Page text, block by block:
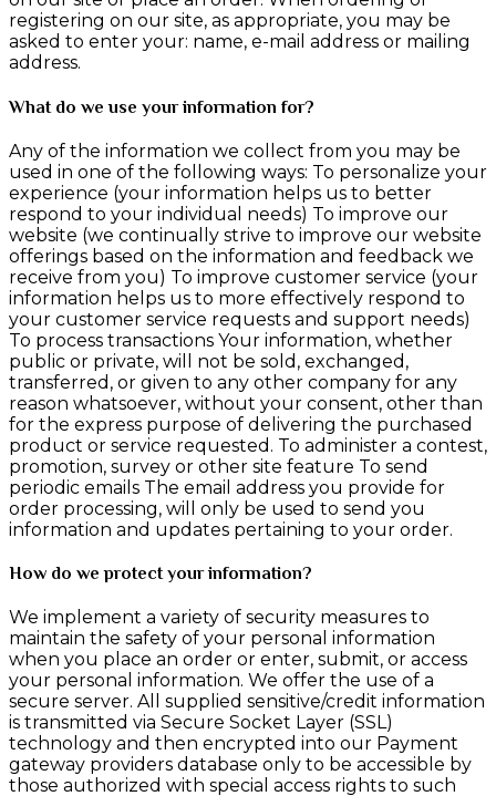
registering on our site, as appropriate, you may be
asked to enter your: name, e-mail address or mailing
address.
What do we use your information for?
Any of the information we collect from you may be
used in one of the following ways: To personalize your
experience (your information helps us to better
respond to your individual needs) To improve our
website (we continually strive to improve our website
offerings based on the information and feedback we
receive from you) To improve customer service (your
information helps us to more effectively respond to
your customer service requests and support needs)
To process transactions Your information, whether
public or private, will not be sold, exchanged,
transferred, or given to any other company for any
reason whatsoever, without your consent, other than
for the express purpose of delivering the purchased
product or service requested. To administer a contest,
promotion, survey or other site feature To send
periodic emails The email address you provide for
order processing, will only be used to send you
information and updates pertaining to your order.
How do we protect your information?
We implement a variety of security measures to
maintain the safety of your personal information
when you place an order or enter, submit, or access
your personal information. We offer the use of a
secure server. All supplied sensitive/credit information
is transmitted via Secure Socket Layer (SSL)
technology and then encrypted into our Payment
gateway providers database only to be accessible by
those authorized with special access rights to such